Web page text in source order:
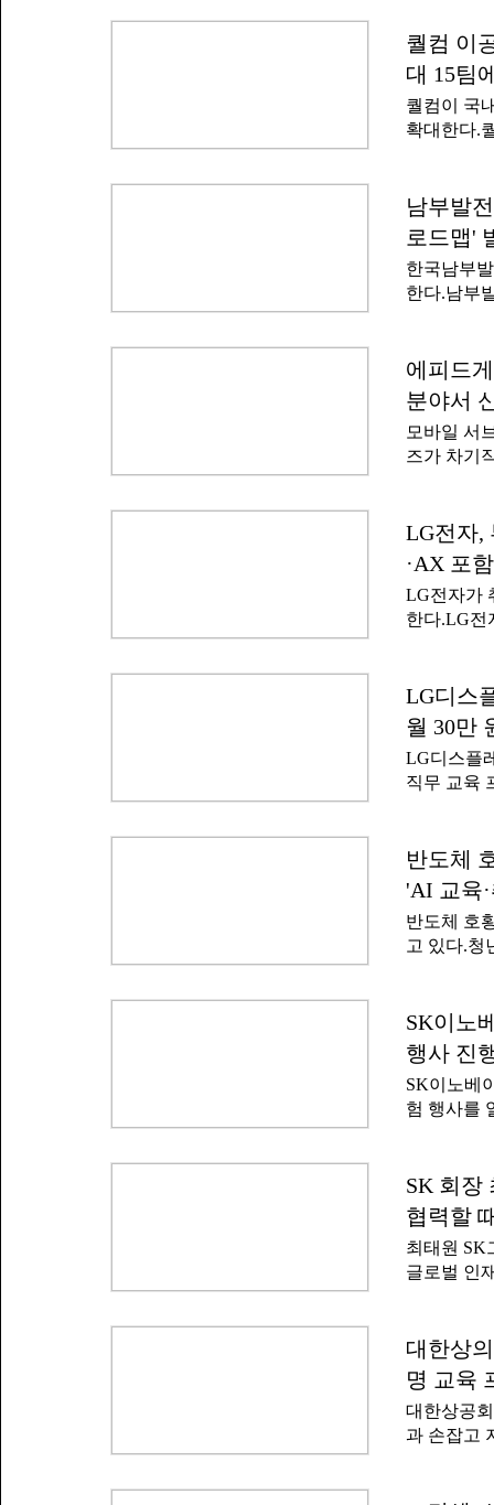
필먼트서
의 풀필먼
당한다.쿠
물류 업무
(AI)'이었
을 숏폼 영
개 작품이
종 수상작
수상 4팀
다는 평가
Innotek
퀄컴 이
대 15팀
퀄컴이 국
확대한다.
있다.올해
AI로,
인 대학원
를 선택해
참가자들
행되며, 이
오는 11월
을 지급한
AI, 컴퓨트
텐츠와 프
남부발
로드맵'
한국남부
한다.남부
립할 목적
전 직원
전환(AX)
쟁력 강화
억 원 규모
전문인력
육성 비전'
에피드
분야서
모바일 서
즈가 차기
과 경력을
수 있다.
쳐 정규직
발사다. 대
거두면서
기도 했다.
영업이익
파티마' 개
LG전자,
·AX 포
LG전자가
한다.LG전
다.이번 프
께 추진하
기업 주도
역량을 강
의 교육 참
리의 개념
용 등 제조
LG디스
월 30만
LG디스플
직무 교육
램은 산업
사업의 일
정을 설계
맞춤형 인
비 청년으
육을 제공
술력과 현
심 교육을
진로 설계
레이 실무
반도체
'AI 교육
반도체 호
고 있다.청
한 새로운
털(KOSIS)
전인 2016
취업 준비
은 64만9
은 여전히
자산 형성
대통령은
주식 시장
리와 소득
SK이노
행사 진
SK이노베
험 행사를
행사에는
이션 구성
참석했다.
를 대관해
자니아 내
백혈병·소
서를 키우
한 SK이
SK 회장
협력할
최태원 SK
글로벌 인
무로 성장
리에서 더
당부했다.
33명을 비
120명이
대한상
명 교육
대한상공
과 손잡고